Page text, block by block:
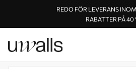
REDO FÖR LEVERANS
RABATTER PÅ 40